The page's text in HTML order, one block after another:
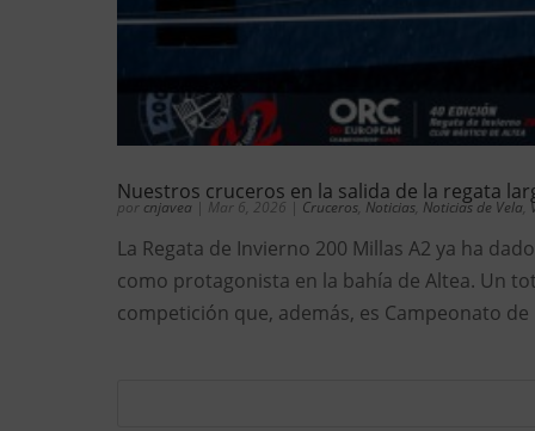
Nuestros cruceros en la salida de la regata
por cnjavea | Mar 6, 2026 | Cruceros Noticias Noticias de Vela
La Regata de Invierno 200 Millas A2 ya ha
como protagonista en la bahía de Altea. Un
competición que, además, es Campeonato de